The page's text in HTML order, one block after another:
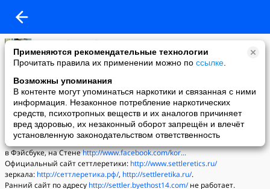
Применяются рекомендательные технологии
Прочитать правила их применении можно по ссылке
Возможны упоминания
В контенте могут упоминаться наркотики и связанная с ними
информация. Незаконное потребление наркотических
средств, психотропных веществ и их аналогов причиняет
вред здоровью, их незаконный оборот запрещён и влечёт
установленную законодательством ответственность
Yan Korchmaryuk
13-01-2014 15:34
Где еще можно узнать о сеттлеретике?
На страничке Яна Корчмарюка соцсети "ВКонтакте", на Стене,
обычно публикуются свежие новости мировой науки, полезные для
сеттлеретики. См.
http://vkontakte.ru/id83175417
Так же "ВКонтакте" есть сообщество "Сеттлеретика",
http://vkontakte.ru/id83175...
Новости науки так же можно посмотреть на страничке Яна Корчмарюка
в Фэйсбуке, на Стенеhttp://www.facebook.com/kor...
Официальный сайт сеттлеретики: http://www.settleretics.ru/
зеркала: http://сеттлеретика.рф/, http://settleretika.ru/.
Ранний сайт по адресу http://settler.byethost14.com/не работает.